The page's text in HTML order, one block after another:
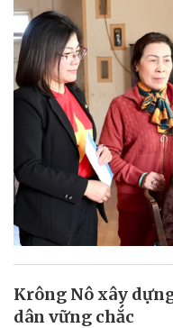
Krông Nô xây
dân vững chắc